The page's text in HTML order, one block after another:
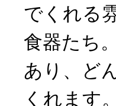
でくれる
食器たち
あり、ど
くれます